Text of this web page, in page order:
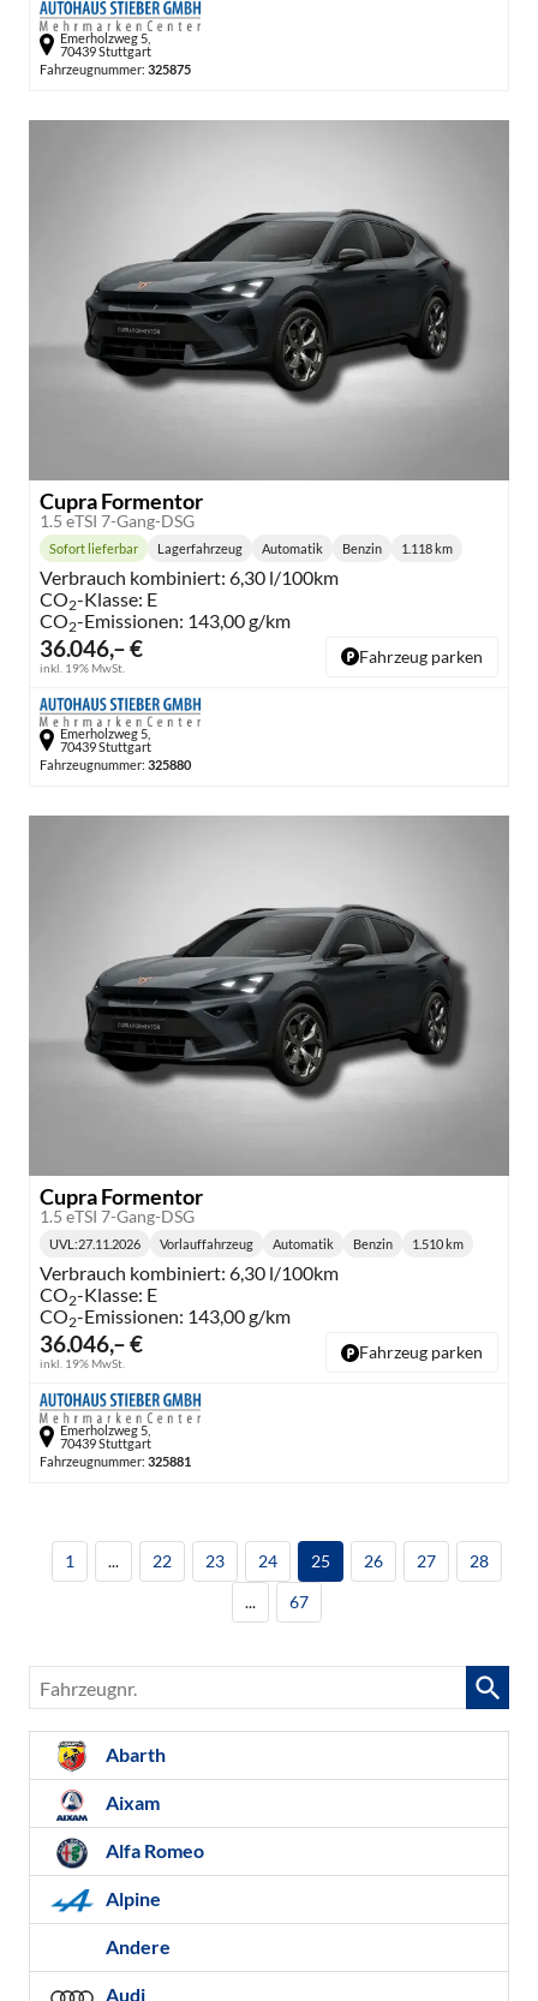
Emerholzweg 5,
70439 Stuttgart
Fahrzeugnummer: 325875
Cupra Formentor
1.5 eTSI 7-Gang-DSG
36.046,– €
inkl. 19% MwSt.
Lieferzeit:
Sofort lieferbar Lagerfahrzeug
Getriebe:
Automatik
Kraftstoff:
Benzin
Kilometerstand:
1.118 km
Verbrauch kombiniert: 6,30 l/100km
CO2-Klasse: E
CO2-Emissionen: 143,00 g/km
Fahrzeug parken
Emerholzweg 5,
70439 Stuttgart
Fahrzeugnummer: 325880
Cupra Formentor
1.5 eTSI 7-Gang-DSG
36.046,– €
inkl. 19% MwSt.
UVL :27.11.2026 Vorlauffahrzeug Automatik Benzin 1.510 km
Verbrauch kombiniert: 6,30 l/100km
CO2-Klasse: E
CO2-Emissionen: 143,00 g/km
Fahrzeug parken
Emerholzweg 5,
70439 Stuttgart
Fahrzeugnummer: 325881
1 ... 22 23 24 25 26 27
28
...
67
Fahrzeugnr.
Abarth
Aixam
Alfa Romeo
Alpine
Andere
Audi